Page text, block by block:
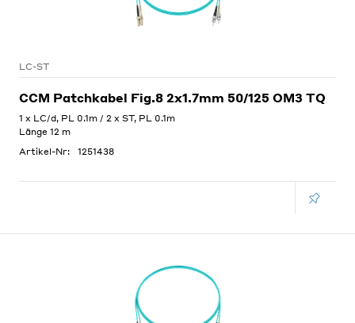
LC-ST
CCM Patchkabel Fig.8 2x1.7mm 50/125 OM3 TQ
1 x LC/d, PL 0.1m / 2 x ST, PL 0.1m
Länge 12 m
Artikel-Nr:
1251438